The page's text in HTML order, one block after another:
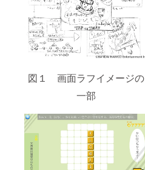
図１ 画面ラフイメージの
一部